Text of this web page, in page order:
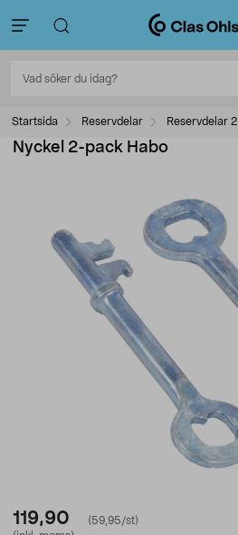
Startsida Reservdelar Reservdelar 2
Nyckel 2-pack Habo
119,90
(59,95/st)